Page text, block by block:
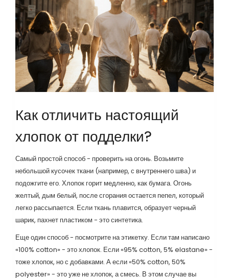
Как отличить настоящий
хлопок от подделки?
Самый простой способ - проверить на огонь. Возьмите
небольшой кусочек ткани (например, с внутреннего шва) и
подожгите его. Хлопок горит медленно, как бумага. Огонь
желтый, дым белый, после сгорания остается пепел, который
легко рассыпается. Если ткань плавится, образует черный
шарик, пахнет пластиком - это синтетика.
Еще один способ - посмотрите на этикетку. Если там написано
«100% cotton» - это хлопок. Если «95% cotton, 5% elastane» -
тоже хлопок, но с добавками. А если «50% cotton, 50%
polyester» - это уже не хлопок, а смесь. В этом случае вы